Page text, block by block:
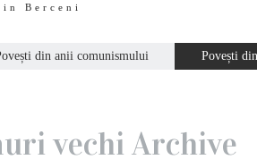
Berceni
din anii comunismului Povești
vechi Archive